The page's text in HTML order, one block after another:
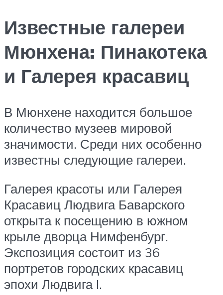
Известные галереи
Мюнхена: Пинакотека
и Галерея красавиц
В Мюнхене находится большое
количество музеев мировой
значимости. Среди них особенно
известны следующие галереи.
Галерея красоты или Галерея
Красавиц Людвига Баварского
открыта к посещению в южном
крыле дворца Нимфенбург.
Экспозиция состоит из 36
портретов городских красавиц
эпохи Людвига I.